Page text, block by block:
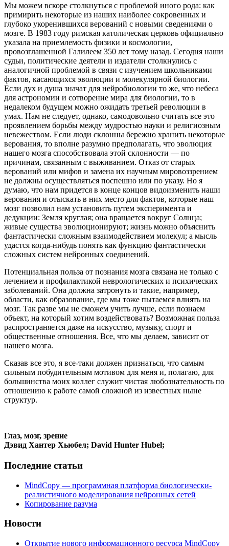
Мы можем вскоре столкнуться с проблемой иного рода: как
примирить некоторые из наших наиболее сокровенных и
глубоко укоренившихся верований с новыми сведениями о
мозге. В 1983 году римская католическая церковь официально
указала на приемлемость физики и космологии,
провозглашенной Галилеем 350 лет тому назад. Сегодня наши
судьи, политические деятели и издатели столкнулись с
аналогичной проблемой в связи с изучением школьниками
фактов, касающихся эволюции и молекулярной биологии.
Если дух и душа значат для нейробиологии то же, что небеса
для астрономии и сотворение мира для биологии, то в
недалеком будущем можно ожидать третьей революции в
умах. Нам не следует, однако, самодовольно считать все это
проявлением борьбы между мудростью науки и религиозным
невежеством. Если люди склонны бережно хранить некоторые
верования, то вполне разумно предполагать, что эволюция
нашего мозга способствовала этой склонности — по
причинам, связанным с выживанием. Отказ от старых
верований или мифов и замена их научным мировоззрением
не должны осуществляться поспешно или по указу. Но я
думаю, что нам придется в конце концов видоизменить наши
верования и отыскать в них место для фактов, которые наш
мозг позволил нам установить путем эксперимента и
дедукции: Земля круглая; она вращается вокруг Солнца;
живые существа эволюционируют; жизнь можно объяснить
фантастически сложным взаимодействием молекул; а мысль
удастся когда-нибудь понять как функцию фантастически
сложных систем нейронных соединений.
Потенциальная польза от познания мозга связана не только с
лечением и профилактикой неврологических и психических
заболеваний. Она должна затронуть и такие, например,
области, как образование, где мы тоже пытаемся влиять на
мозг. Так разве мы не сможем учить лучше, если познаем
объект, на который хотим воздействовать? Возможная польза
распространяется даже на искусство, музыку, спорт и
общественные отношения. Все, что мы делаем, зависит от
нашего мозга.
Сказав все это, я все-таки должен признаться, что самым
сильным побудительным мотивом для меня и, полагаю, для
большинства моих коллег служит чистая любознательность по
отношению к работе самой сложной из известных ныне
структур.
Глаз, мозг, зрение
Дэвид Хантер Хьюбел; David Hunter Hubel;
Последние статьи
MindCopy — программная платформа биологически-
реалистичного моделирования нейронных сетей
Копирование разума
Новости
Открытие нового информационного ресурса MindCopy